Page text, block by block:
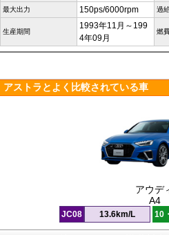
最大出力 150ps/6000rpm 過
生産期間
1993年11月～199
4年09月
燃
アストラとよく比較されている車
アウデ
A4
JC08 13.6km/L 10